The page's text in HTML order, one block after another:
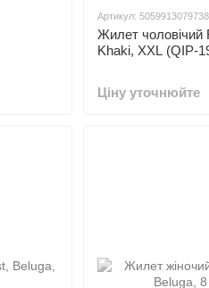
Артикул: 5059913079738
Жилет чоловічий
Khaki, XXL (QIP-
Ціну уточнюйте